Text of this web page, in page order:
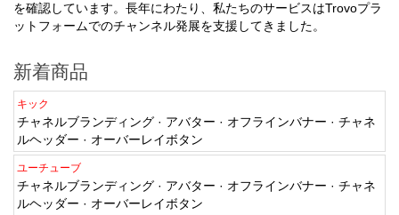
を確認しています。長年にわたり、私たちのサービスはTrovoプラ
ットフォームでのチャンネル発展を支援してきました。
新着商品
キック
チャネルブランディング · アバター · オフラインバナー · チャネ
ルヘッダー · オーバーレイボタン
ユーチューブ
チャネルブランディング · アバター · オフラインバナー · チャネ
ルヘッダー · オーバーレイボタン